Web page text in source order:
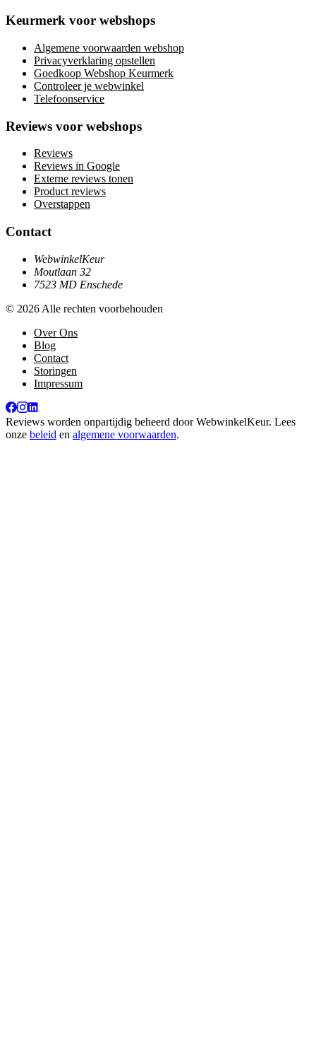
Keurmerk voor webshops
Algemene voorwaarden webshop
Privacyverklaring opstellen
Goedkoop Webshop Keurmerk
Controleer je webwinkel
Telefoonservice
Reviews voor webshops
Reviews
Reviews in Google
Externe reviews tonen
Product reviews
Overstappen
Contact
WebwinkelKeur
Moutlaan 32
7523 MD Enschede
© 2026 Alle rechten voorbehouden
Over Ons
Blog
Contact
Storingen
Impressum
Reviews worden onpartijdig beheerd doorWebwinkelKeur. Lees
onze beleid en algemene voorwaarden.